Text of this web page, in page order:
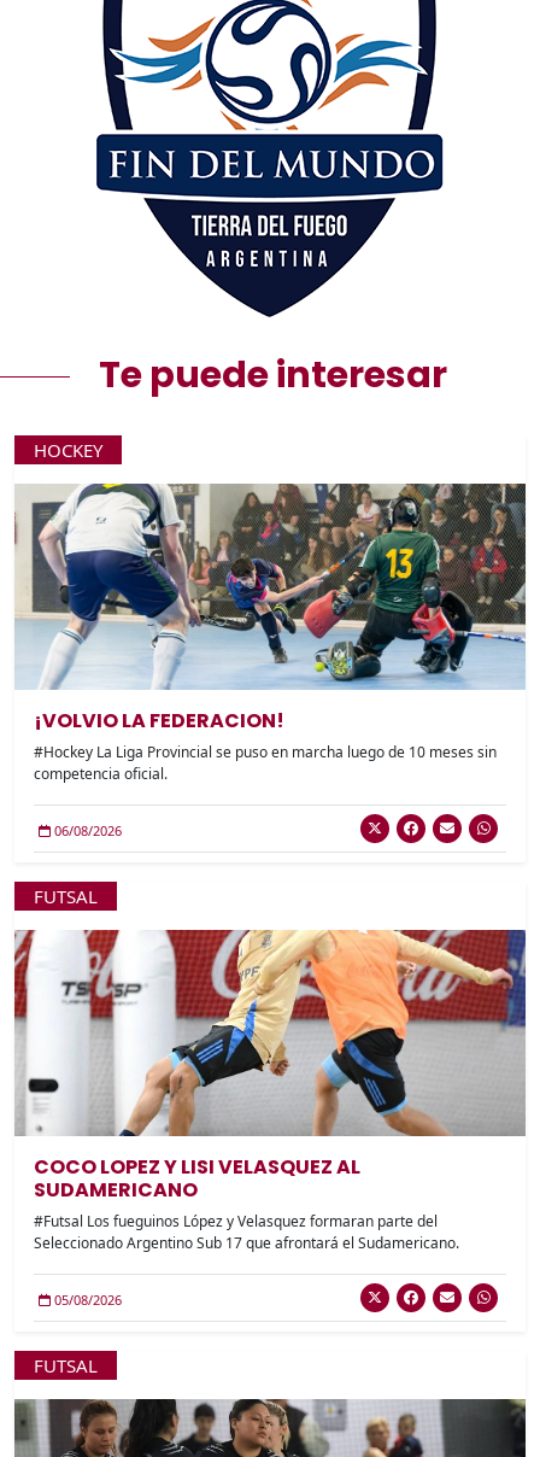
Te puede interesar
HOCKEY
¡VOLVIO LA FEDERACION!
#Hockey La Liga Provincial se puso en marcha luego de 10 meses sin
competencia oficial.
06/08/2026
FUTSAL
COCO LOPEZ Y LISI VELASQUEZ AL
SUDAMERICANO
#Futsal Los fueguinos López y Velasquez formaran parte del
Seleccionado Argentino Sub 17 que afrontará el Sudamericano.
05/08/2026
FUTSAL